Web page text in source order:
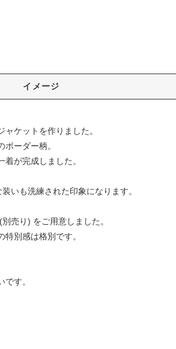
イメージ
ケットを作りました。
ーダー柄。
が完成しました。
いも洗練された印象になります。
売り) をご用意しました。
別感は格別です。
す。